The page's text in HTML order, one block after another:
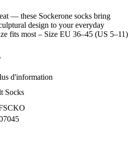
— these Sockerone socks bring
design to your everyday
fits most – Size EU 36–45 (US 5–11)
d'information
Socks